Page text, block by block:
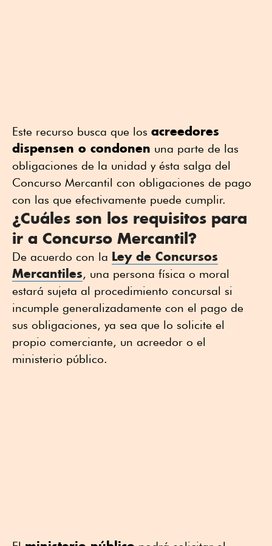
Este recurso busca que los acreedores
dispensen o condonen una parte de las
obligaciones de la unidad y ésta salga del
Concurso Mercantil con obligaciones de pago
con las que efectivamente puede cumplir.
¿Cuáles son los requisitos para
ir a Concurso Mercantil?
De acuerdo con la Ley de Concursos
Mercantiles, una persona física o moral
estará sujeta al procedimiento concursal si
incumple generalizadamente con el pago de
sus obligaciones, ya sea que lo solicite el
propio comerciante, un acreedor o el
ministerio público.